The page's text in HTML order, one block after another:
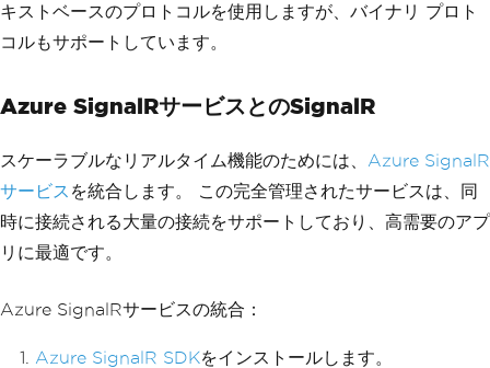
キストベースのプロトコルを使用しますが、バイナリ プロト
コルもサポートしています。
Azure SignalRサービスとのSignalR
スケーラブルなリアルタイム機能のためには、 Azure SignalR
サービス を統合します。 この完全管理されたサービスは、同
時に接続される大量の接続をサポートしており、高需要のアプ
リに最適です。
Azure SignalRサービスの統合：
Azure SignalR SDKをインストールします。